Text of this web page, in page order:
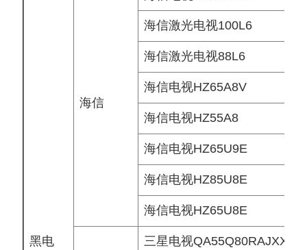
黑电
海信
海信激光电视100L6
海信激光电视88L6
海信电视HZ65A8V
海信电视HZ55A8
海信电视HZ65U9E
海信电视HZ85U8E
海信电视HZ65U8E
三星电视QA55Q80RAJXXZ